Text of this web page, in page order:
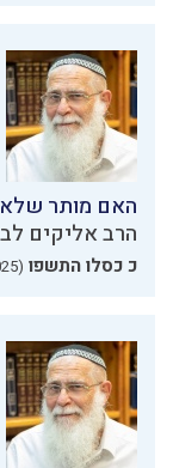
האם מותר שלא
הרב אליקים
כ כסלו התשפו (10.12.2025)